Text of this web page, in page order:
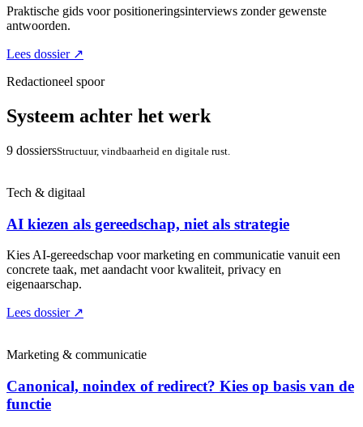
Praktische gids voor positioneringsinterviews zonder gewenste
antwoorden.
Lees dossier ↗
Redactioneel spoor
Systeem achter het werk
9 dossiersStructuur, vindbaarheid en digitale rust.
Tech & digitaal
AI kiezen als gereedschap, niet als strategie
Kies AI-gereedschap voor marketing en communicatie vanuit een
concrete taak, met aandacht voor kwaliteit, privacy en
eigenaarschap.
Lees dossier ↗
Marketing & communicatie
Canonical, noindex of redirect? Kies op basis van de
functie